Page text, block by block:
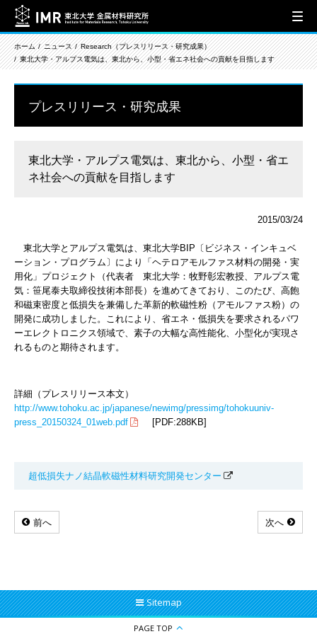
ホーム ニュース
Research（プレスリリース・研究成果）
東北大学・アルプス電気は、東北から、小型・省エネ社会への貢献を目指します
プレスリリース・研究成果
東北大学・アルプス電気は、東北から、小型・省エ
ネ社会への貢献を目指します
2015/03/24
東北大学とアルプス電気は、東北大学BIP〔ビジネス・インキュベ
ーション・プログラム〕により「ヘテロアモルファス材料の開発・実
用化」プロジェクト（代表者 東北大学：牧野彰宏教授、アルプス電
気：笹尾泰夫取締役技術本部長）を進めてきており、このたび、高飽
和磁束密度と低損失を兼備した革新的軟磁性粉（アモルファス粉）の
開発に成功しました。これにより、省エネ・低損失を要求されるパワ
ーエレクトロニクス領域で、素子の大幅な高性能化、小型化が実現さ
れるものと期待されます。
詳細（プレスリリース本文）
http://www.tohoku.ac.jp/japanese/newimg/pressimg/tohokuuniv-
press_20150324_01web.pdf
[PDF:288KB]
超低損失ナノ結晶軟磁性材料研究開発センター
前へ 次へ
Sitemap
PAGE TOP